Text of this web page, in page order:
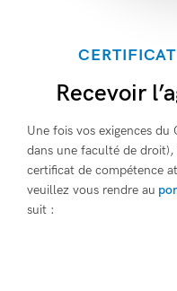
Recevoir
Une fois vos exigences du
dans une faculté de
certificat de compétence
veuillez vous rendre au
suit :